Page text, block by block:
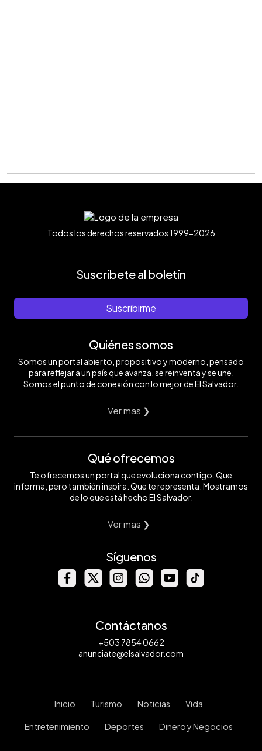
Todos los derechos reservados 1999-2026
Suscríbete al boletín
Suscribirme
Quiénes somos
Somos un portal abierto, propositivo y moderno, pensado
para reflejar a un país que avanza, se reinventa y se une.
Somos el punto de conexión con lo mejor de El Salvador.
Ver mas ❯
Qué ofrecemos
Te ofrecemos un portal que evoluciona contigo. Que
informa, pero también inspira. Que te representa. Mostramos
de lo que está hecho El Salvador.
Ver mas ❯
Síguenos
Contáctanos
+503 7854 0662
anunciate@elsalvador.com
Inicio Turismo Noticias Vida
Entretenimiento Deportes Dinero y Negocios